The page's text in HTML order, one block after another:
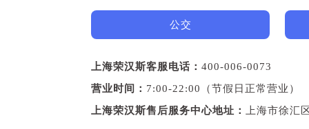
公交
上海荣汉斯客服电话： 400-006-0073
营业时间： 7:00-22:00（节假日正常营业）
上海荣汉斯售后服务中心地址：
上海市徐汇